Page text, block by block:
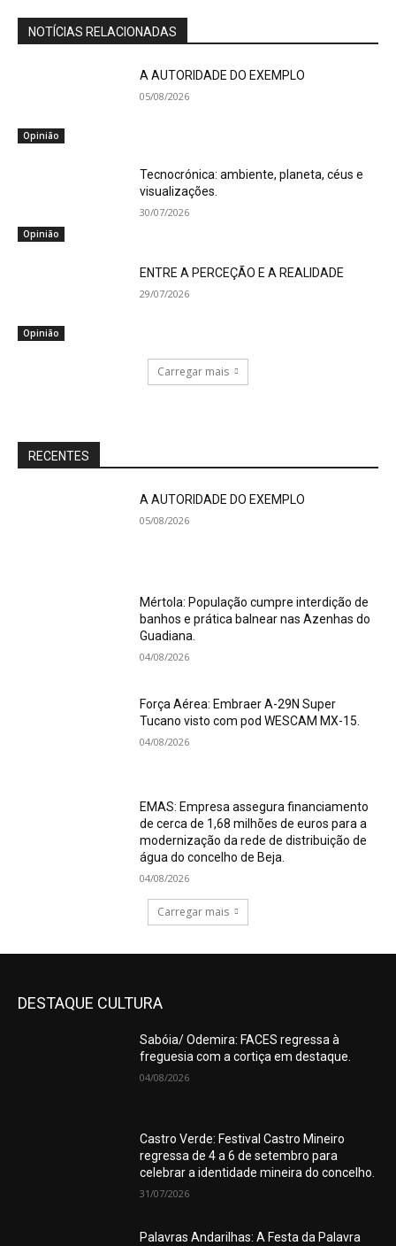
NOTÍCIAS RELACIONADAS
Opinião
A AUTORIDADE DO EXEMPLO
05/08/2026
Opinião
Tecnocrónica: ambiente, planeta, céus e
visualizações.
30/07/2026
Opinião
ENTRE A PERCEÇÃO E A REALIDADE
29/07/2026
Carregar mais
RECENTES
A AUTORIDADE DO EXEMPLO
05/08/2026
Mértola: População cumpre interdição de
banhos e prática balnear nas Azenhas do
Guadiana.
04/08/2026
Força Aérea: Embraer A-29N Super
Tucano visto com pod WESCAM MX-15.
04/08/2026
EMAS: Empresa assegura financiamento
de cerca de 1,68 milhões de euros para a
modernização da rede de distribuição de
água do concelho de Beja.
04/08/2026
Carregar mais
DESTAQUE CULTURA
Sabóia/ Odemira: FACES regressa à
freguesia com a cortiça em destaque.
04/08/2026
Castro Verde: Festival Castro Mineiro
regressa de 4 a 6 de setembro para
celebrar a identidade mineira do concelho.
31/07/2026
Palavras Andarilhas: A Festa da Palavra